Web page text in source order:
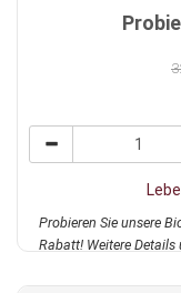
Probieren Sie unsere
Rabatt! Weitere Details